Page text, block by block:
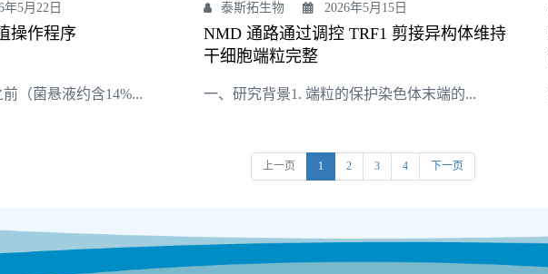
年5月22日
操作程序
（菌悬液约含14%...
泰斯拓生物 2026年5月15日
NMD 通路通过调控 TRF1 剪接异构体维持
干细胞端粒完整
一、研究背景1. 端粒的保护染色体末端的...
上一页 1 2 3 4 下一页